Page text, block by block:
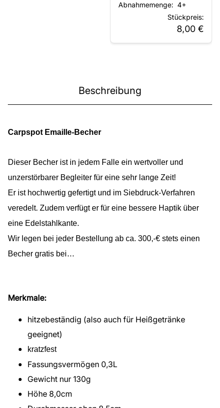
4+
8,00 €
Beschreibung
Carpspot Emaille-Becher
Dieser Becher ist in jedem Falle ein wertvoller und
unzerstörbarer Begleiter für eine sehr lange Zeit!
Er ist hochwertig gefertigt und im Siebdruck-Verfahren
veredelt. Zudem verfügt er für eine bessere Haptik über
eine Edelstahlkante.
Wir legen bei jeder Bestellung ab ca. 300,-€ stets einen
Becher gratis bei…
Merkmale:
hitzebeständig (also auch für Heißgetränke
geeignet)
kratzfest
Fassungsvermögen 0,3L
Gewicht nur 130g
Höhe 8,0cm